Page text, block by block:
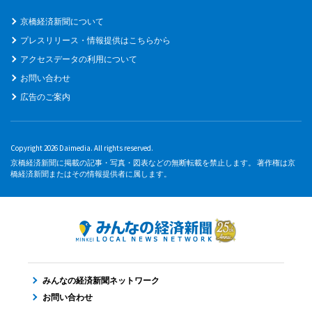
京橋経済新聞について
プレスリリース・情報提供はこちらから
アクセスデータの利用について
お問い合わせ
広告のご案内
Copyright 2026 Daimedia. All rights reserved.
京橋経済新聞に掲載の記事・写真・図表などの無断転載を禁止します。 著作権は京
橋経済新聞またはその情報提供者に属します。
みんなの経済新聞ネットワーク
お問い合わせ